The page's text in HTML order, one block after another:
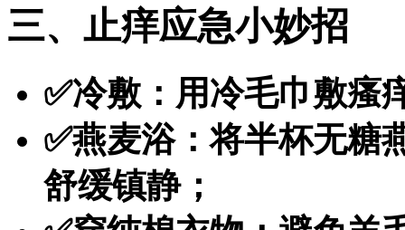
三、止痒应急小妙招
✅冷敷：用冷毛巾敷瘙
✅燕麦浴：将半杯无糖
舒缓镇静；